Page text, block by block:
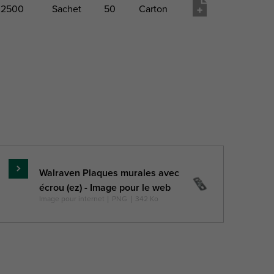
2500 Sachet 50 Carton
Fa,z
savoir
Walraven Plaques murales avec
écrou (ez) - Image pour le web
Image pour internet PNG 342 Ko